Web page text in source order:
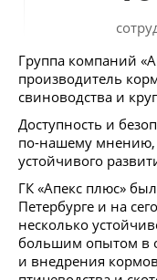
Группа компаний
производитель
свиноводства и
Доступность и
по-нашему мнению,
устойчивого
ГК «Апекс плюс»
Петербурге и на
несколько
большим опытом в
и внедрения